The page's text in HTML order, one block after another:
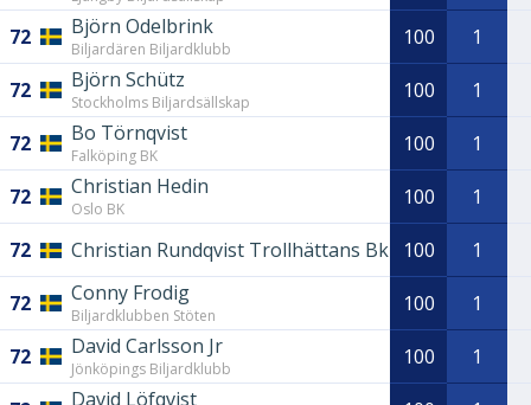
72 Björn Odelbrink
Biljardären Biljardklubb 100 1
72 Björn Schütz
Stockholms Biljardsällskap 100 1
72 Bo Törnqvist
Falköping BK 100 1
72 Christian Hedin
Oslo BK 100 1
72 Christian Rundqvist Trollhättans Bk 100 1
72 Conny Frodig
Biljardklubben Stöten 100 1
72 David Carlsson Jr
Jönköpings Biljardklubb 100 1
David Löfqvist